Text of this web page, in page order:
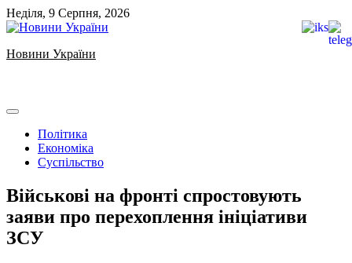
Skip
to
Неділя, 9 Серпня, 2026
Новини України
Політика
Економіка
Суспільство
Військові на фронті спростовують
заяви про перехоплення ініціативи
ЗСУ